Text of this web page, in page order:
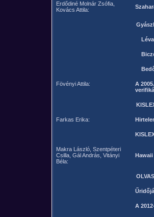
Erdődiné Molnár Zsófia,
Kovács Attila:
Lévai
Biczó
Fövényi Attila:
A
Farkas Erika:
Makra László, Szentpéteri
Csilla, Gál András, Vitányi
Béla:
A